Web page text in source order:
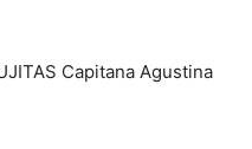
Capitana Agustina